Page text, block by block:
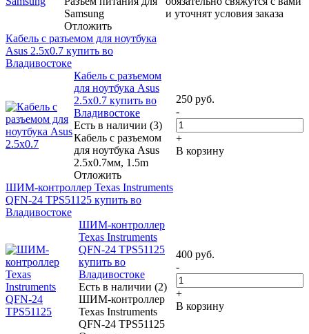
Samsung
Отложить
и уточнят условия заказа
Кабель с разъемом для ноутбука
Asus 2.5х0.7 купить во
Владивостоке
Кабель с разъемом
для ноутбука Asus
2.5х0.7 купить во
Владивостоке
Есть в наличии (3)
Кабель с разъемом
для ноутбука Asus
2.5х0.7мм, 1.5m
Отложить
250 руб.
-
+
В корзину
ШИМ-контроллер Texas Instruments
QFN-24 TPS51125 купить во
Владивостоке
ШИМ-контроллер
Texas Instruments
QFN-24 TPS51125
купить во
Владивостоке
Есть в наличии (2)
ШИМ-контроллер
Texas Instruments
QFN-24 TPS51125
400 руб.
-
+
В корзину